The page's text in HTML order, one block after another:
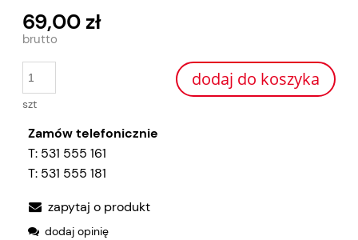
69,00 zł
szt
dodaj do koszyka
Zamów telefonicznie
T: 531 555 161
T: 531 555 181
zapytaj o produkt
dodaj opinię